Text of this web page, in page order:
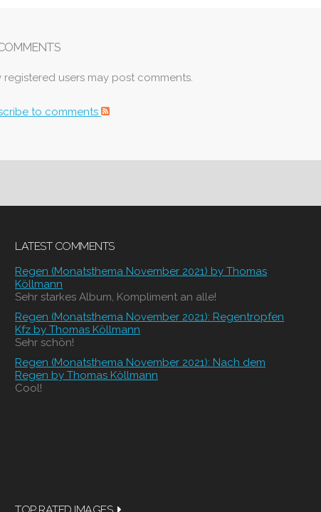
registered users may post comments.
to comments
LATEST COMMENTS
Regen (Monatsthema November 2021) by Thomas
Köllmann
Sehr starkes Album, Kompliment an alle!
Regen (Monatsthema November 2021): Regentropfen
Kfz by Thomas Köllmann
Sehr schön!
Regen (Monatsthema November 2021): Nach dem
Regen by Thomas Köllmann
Cool!